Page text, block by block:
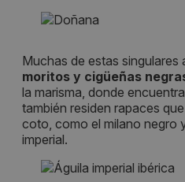
Muchas de estas singulares
moritos y cigüeñas
la marisma, donde
también residen rapaces
coto, como el milano negro
imperial.